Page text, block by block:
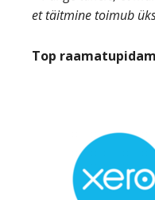
et täitmine toimub
Top